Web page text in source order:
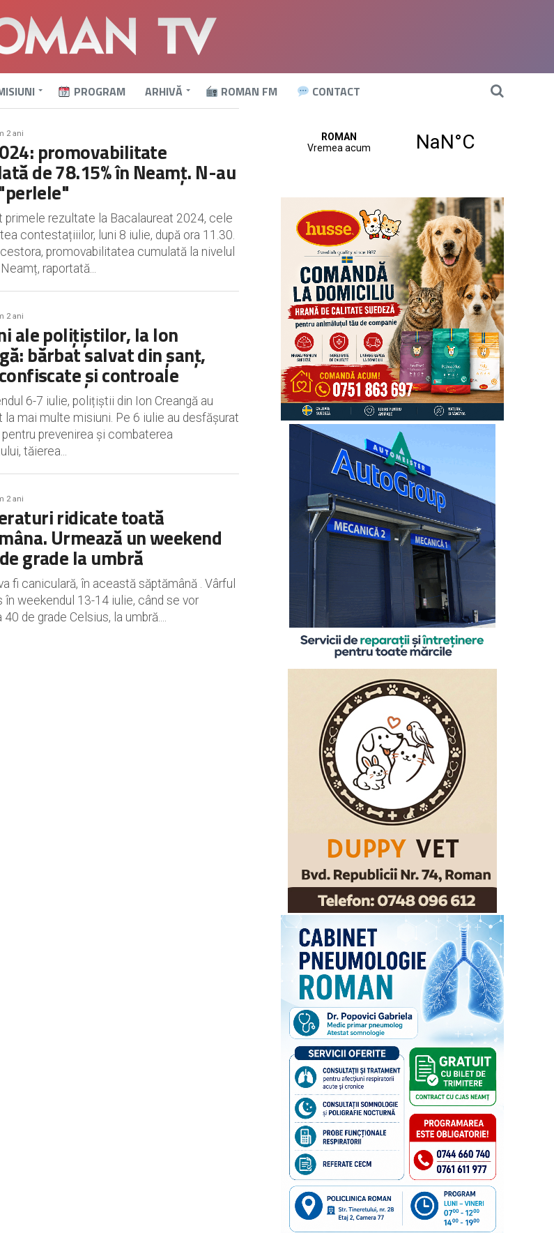
PROGRAM ARHIVĂ ROMAN FM CONTACT
2 ani
promovabilitate
de 78.15% în Neamț. N-au
primele rezultate la Bacalaureat 2024, cele
contestațiiilor, luni 8 iulie, după ora 11.30.
promovabilitatea cumulată la nivelul
raportată...
2 ani
ale polițiștilor, la Ion
bărbat salvat din șanț,
și controale
6-7 iulie, polițiștii din Ion Creangă au
la mai multe misiuni. Pe 6 iulie au desfășurat
prevenirea și combaterea
tăierea...
2 ani
ridicate toată
Urmează un weekend
grade la umbră
fi caniculară, în această săptămână . Vârful
în weekendul 13-14 iulie, când se vor
de grade Celsius, la umbră....